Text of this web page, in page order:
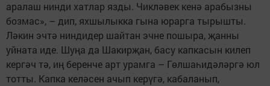
аралаш нинди хатлар язды. Чикләвек кенә арабызны
бозмас», – дип, яхшылыкка гына юрарга тырышты.
Ләкин эчтә ниндидер шайтан эчне пошыра, җанны
уйната иде. Шуңа да Шакирҗан, басу капкасын килеп
кергәч тә, иң беренче арт урамга – Гөлшаһидәләргә юл
тотты. Капка келәсен ачып керүгә, кабаланып,